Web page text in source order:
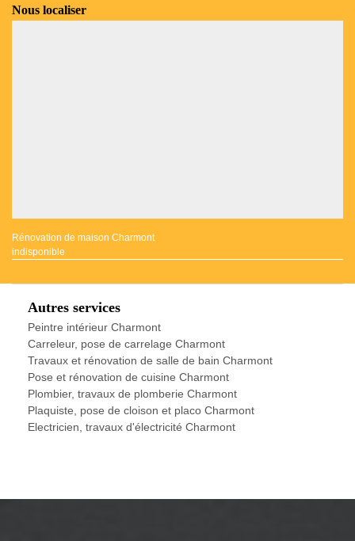
Nous localiser
Rénovation de maison Charmont
indisponible
Autres services
Peintre intérieur Charmont
Carreleur, pose de carrelage Charmont
Travaux et rénovation de salle de bain Charmont
Pose et rénovation de cuisine Charmont
Plombier, travaux de plomberie Charmont
Plaquiste, pose de cloison et placo Charmont
Electricien, travaux d'électricité Charmont